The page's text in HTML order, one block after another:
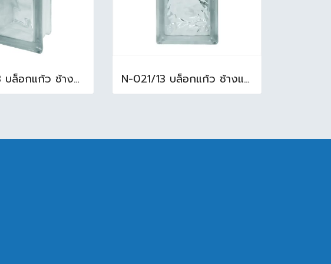
N-003/13 บล็อกแก้ว ช้างแก้ว WOW พริ้วแก้ว ( 24x11.5x8cm ) N-021/13 บล็อกแก้ว ช้างแก้ว WOW แก้วประดับฟ้า ( 24X11.5X8cm )